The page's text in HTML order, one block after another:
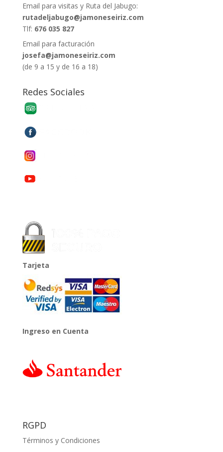
Email para visitas y Ruta del Jabugo:
rutadeljabugo@jamoneseiriz.com
Tlf: 676 035 827
Email para facturación
josefa@jamoneseiriz.com
(de 9 a 15 y de 16 a 18)
Redes Sociales
Tarjeta
Ingreso en Cuenta
RGPD
Términos y Condiciones